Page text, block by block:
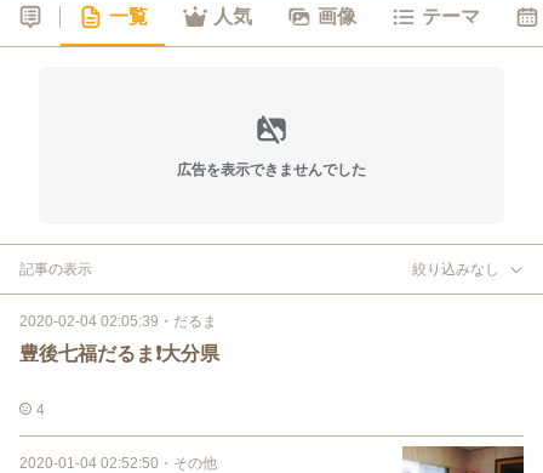
一覧 人気 画像 テーマ
広告を表示できませんでした
記事の表示 絞り込みなし
2020-02-04 02:05:39 ・ だるま
豊後七福だるま❗大分県
4
2020-01-04 02:52:50 ・ その他